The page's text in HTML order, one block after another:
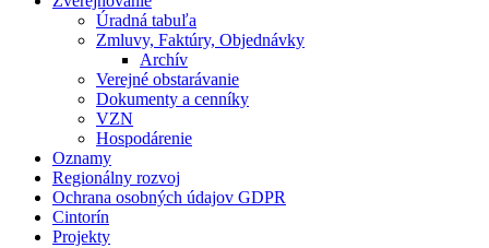
Úradná tabuľa
Zmluvy, Faktúry, Objednávky
Archív
Verejné obstarávanie
Dokumenty a cenníky
VZN
Hospodárenie
Oznamy
Regionálny rozvoj
Ochrana osobných údajov GDPR
Cintorín
Projekty